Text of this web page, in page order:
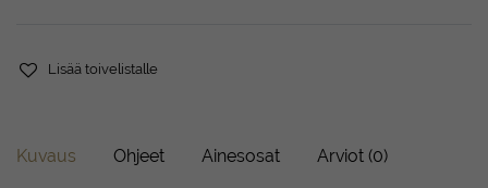
Lisää toivelistalle
Kuvaus Ohjeet Ainesosat Arviot (0)